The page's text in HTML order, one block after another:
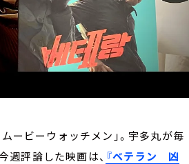
ービーウォッチメン」。宇多丸が毎
評論した映画は、 『ベテラン 凶